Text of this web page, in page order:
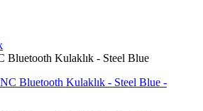
Bluetooth Kulaklık - Steel Blue